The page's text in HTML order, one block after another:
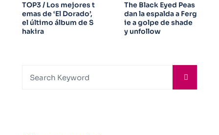
TOP3 / Los mejores t
emas de ‘El Dorado’,
el último álbum de S
hakira
The Black Eyed Peas
dan la espalda a Ferg
ie a golpe de shade
y unfollow